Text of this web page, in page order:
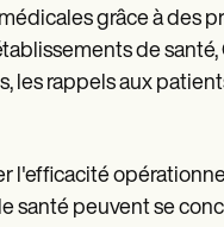
grâce à des
de santé,
les rappels aux
l'efficacité
santé peuvent se